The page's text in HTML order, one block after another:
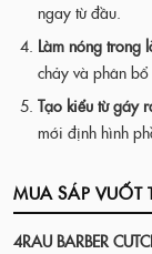
ngay từ đầu.
Làm nóng trong
chảy và phân
Tạo kiểu từ gáy
mới định hình
MUA SÁP VUỐT
4RAU BARBER